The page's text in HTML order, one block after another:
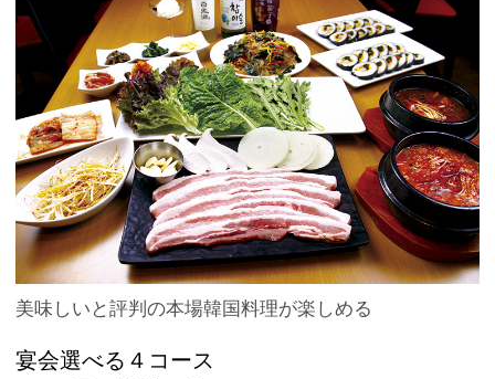
美味しいと評判の本場韓国料理が楽しめる
宴会選べる４コース